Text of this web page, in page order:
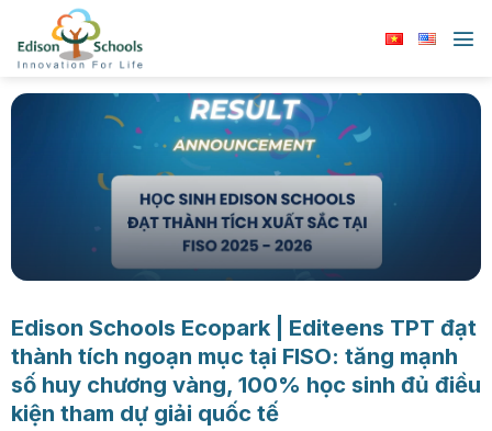
nội
Edison Schools Ecopark | Editeens TPT đạt
thành tích ngoạn mục tại FISO: tăng mạnh
số huy chương vàng, 100% học sinh đủ điều
kiện tham dự giải quốc tế